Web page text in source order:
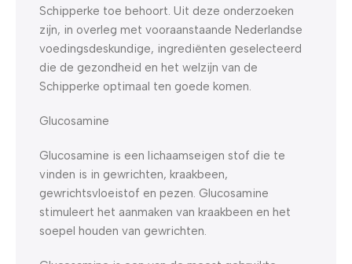
Schipperke toe behoort. Uit deze onderzoeken
zijn, in overleg met vooraanstaande Nederlandse
voedingsdeskundige, ingrediënten geselecteerd
die de gezondheid en het welzijn van de
Schipperke optimaal ten goede komen.
Glucosamine
Glucosamine is een lichaamseigen stof die te
vinden is in gewrichten, kraakbeen,
gewrichtsvloeistof en pezen. Glucosamine
stimuleert het aanmaken van kraakbeen en het
soepel houden van gewrichten.